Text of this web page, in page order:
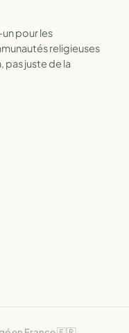
pour les
religieuses
pas juste de la